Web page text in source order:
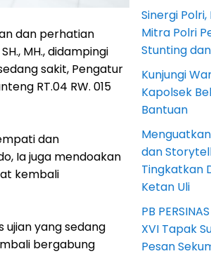
dan perhatian
MH., didampingi
sakit, Pengatur
RT.04 RW. 015
dan
Ia juga mendoakan
kembali
ujian yang sedang
bergabung
Sinergi
Mitra Polri
Stunting
Kunjungi
Kapolsek
Bantuan
dan
Tingkatkan
Ketan Uli
PB
XVI Tapak
Pesan